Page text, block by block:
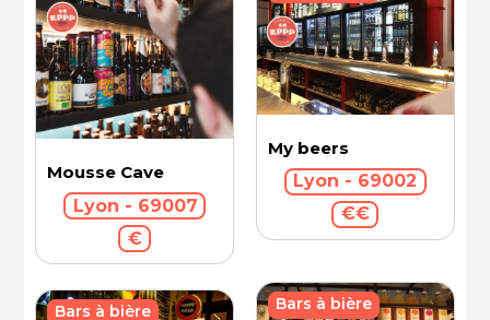
Mousse Cave
Lyon - 69007
€
My beers
Lyon - 69002
€€
Bars à bière Bars à bière